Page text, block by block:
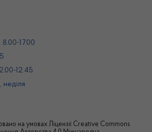
17.00
12.45
неділя
на умовах Ліцензії Creative Commons